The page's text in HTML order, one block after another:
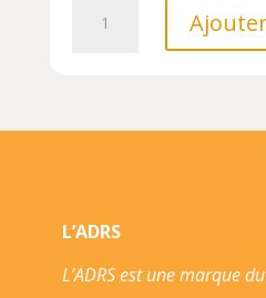
PETITE
-
SENTIMENTS/PIKTOS
L’ADRS
L’ADRS est une marque